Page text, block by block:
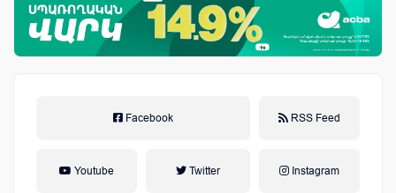
Facebook RSS Feed
Youtube Twitter Instagram